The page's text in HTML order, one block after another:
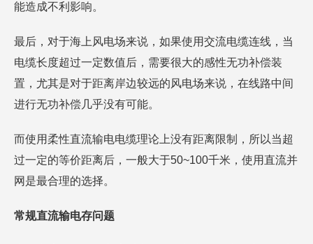
能造成不利影响。
最后，对于海上风电场来说，如果使用交流电缆连线，当
电缆长度超过一定数值后，需要很大的感性无功补偿装
置，尤其是对于距离岸边较远的风电场来说，在线路中间
进行无功补偿几乎没有可能。
而使用柔性直流输电电缆理论上没有距离限制，所以当超
过一定的等价距离后，一般大于50~100千米，使用直流并
网是最合理的选择。
常规直流输电存问题